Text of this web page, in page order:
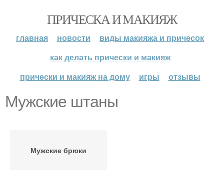
ПРИЧЕСКА И МАКИЯЖ
главная новости
виды макияжа и причесок
как делать прически и макияж
прически и макияж на дому
игры отзывы
Мужские штаны
Мужские брюки